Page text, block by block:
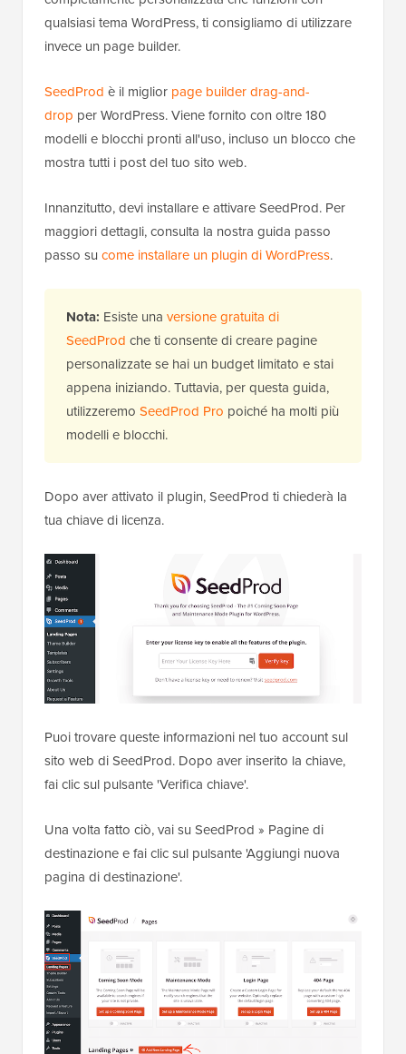
qualsiasi tema WordPress, ti consigliamo di utilizzare
invece un page builder.
SeedProd è il miglior page builder drag-and-
drop per WordPress. Viene fornito con oltre 180
modelli e blocchi pronti all'uso, incluso un blocco che
mostra tutti i post del tuo sito web.
Innanzitutto, devi installare e attivare SeedProd. Per
maggiori dettagli, consulta la nostra guida passo
passo su come installare un plugin di WordPress.
Nota: Esiste una versione gratuita di
SeedProd che ti consente di creare pagine
personalizzate se hai un budget limitato e stai
appena iniziando. Tuttavia, per questa guida,
utilizzeremo SeedProd Pro poiché ha molti più
modelli e blocchi.
Dopo aver attivato il plugin, SeedProd ti chiederà la
tua chiave di licenza.
Puoi trovare queste informazioni nel tuo account sul
sito web di SeedProd. Dopo aver inserito la chiave,
fai clic sul pulsante 'Verifica chiave'.
Una volta fatto ciò, vai su SeedProd » Pagine di
destinazione e fai clic sul pulsante 'Aggiungi nuova
pagina di destinazione'.